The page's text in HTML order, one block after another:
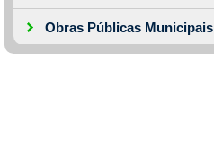
Obras Públicas Municipais